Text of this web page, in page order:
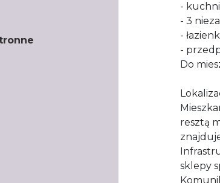
-
- 3
-
-
Do
resztą
sklepy